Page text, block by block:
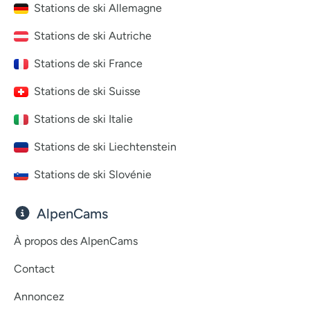
Stations de ski Allemagne
Stations de ski Autriche
Stations de ski France
Stations de ski Suisse
Stations de ski Italie
Stations de ski Liechtenstein
Stations de ski Slovénie
AlpenCams
À propos des AlpenCams
Contact
Annoncez